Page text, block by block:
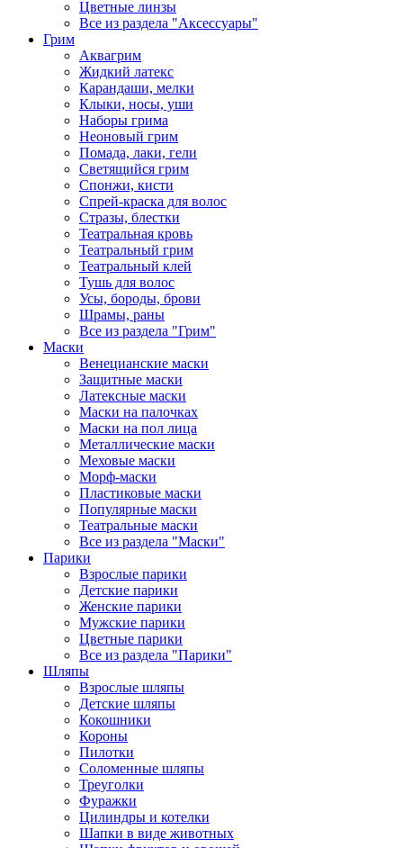
Цветные линзы
Все из раздела "Аксессуары"
Грим
Аквагрим
Жидкий латекс
Карандаши, мелки
Клыки, носы, уши
Наборы грима
Неоновый грим
Помада, лаки, гели
Светящийся грим
Спонжи, кисти
Спрей-краска для волос
Стразы, блестки
Театральная кровь
Театральный грим
Театральный клей
Тушь для волос
Усы, бороды, брови
Шрамы, раны
Все из раздела "Грим"
Маски
Венецианские маски
Защитные маски
Латексные маски
Маски на палочках
Маски на пол лица
Металлические маски
Меховые маски
Морф-маски
Пластиковые маски
Популярные маски
Театральные маски
Все из раздела "Маски"
Парики
Взрослые парики
Детские парики
Женские парики
Мужские парики
Цветные парики
Все из раздела "Парики"
Шляпы
Взрослые шляпы
Детские шляпы
Кокошники
Короны
Пилотки
Соломенные шляпы
Треуголки
Фуражки
Цилиндры и котелки
Шапки в виде животных